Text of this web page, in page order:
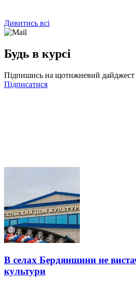
Дивитись всі
Будь в курсі
Підпишись на щотижневий дайджест
Підписатися
В селах Бердянщини не
культури